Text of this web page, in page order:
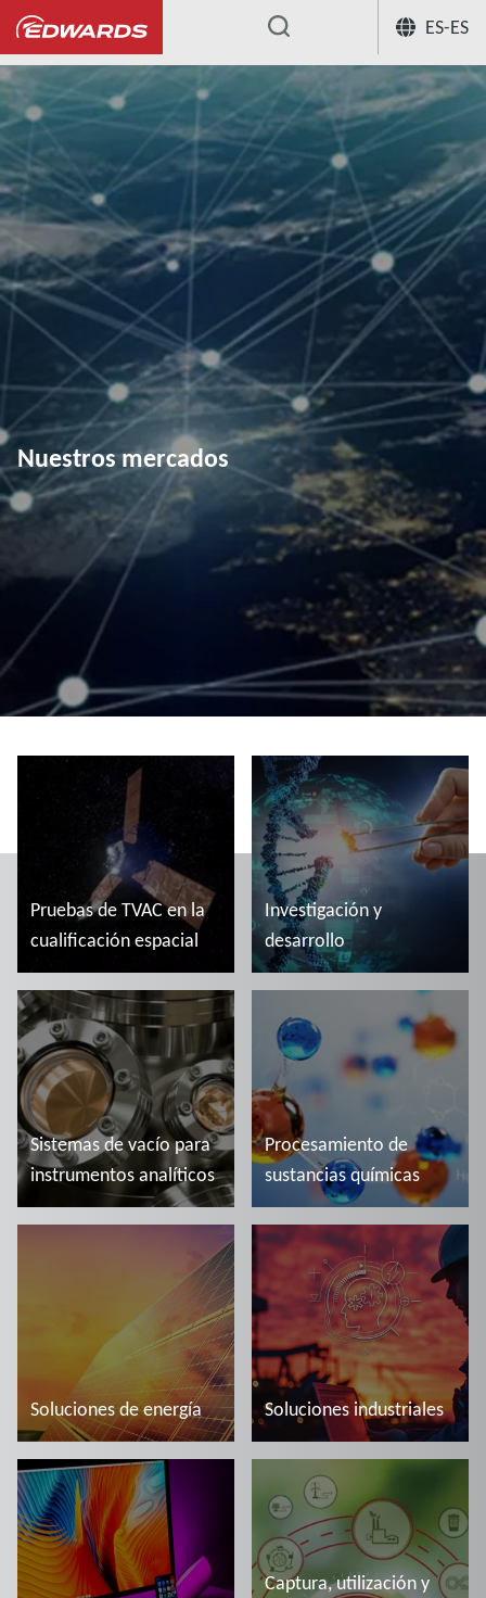
ES-ES
...
Nuestros mercados
Pruebas de TVAC en la
cualificación espacial
Más información
Investigación y
desarrollo
Sistemas de vacío para
instrumentos analíticos
Procesamiento de
sustancias químicas
Más información
Soluciones de energía
Más información
Soluciones industriales
Captura, utilización y